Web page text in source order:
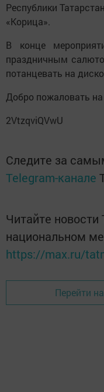
Республики
«Корица».
В конце
праздничным
потанцевать на
Добро пожаловать
2VtzqviQVwU
Следите за
Telegram-канале
Читайте новости
национальном
https://max.ru/
Перейти